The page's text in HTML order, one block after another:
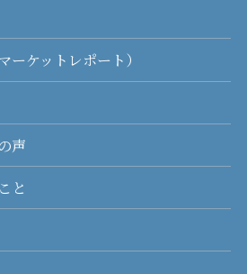
ーケットレポート）
声
と